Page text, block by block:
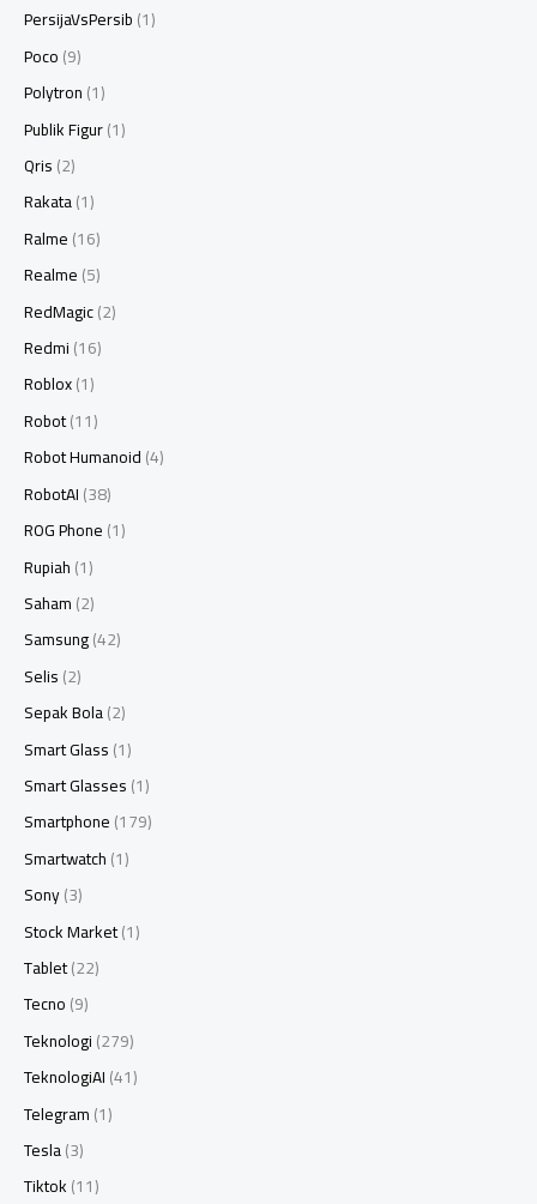
PersijaVsPersib(1)
Poco(9)
Polytron(1)
Publik Figur(1)
Qris(2)
Rakata(1)
Ralme(16)
Realme(5)
RedMagic(2)
Redmi(16)
Roblox(1)
Robot(11)
Robot Humanoid(4)
RobotAI(38)
ROG Phone(1)
Rupiah(1)
Saham(2)
Samsung(42)
Selis(2)
Sepak Bola(2)
Smart Glass(1)
Smart Glasses(1)
Smartphone(179)
Smartwatch(1)
Sony(3)
Stock Market(1)
Tablet(22)
Tecno(9)
Teknologi(279)
TeknologiAI(41)
Telegram(1)
Tesla(3)
Tiktok(11)